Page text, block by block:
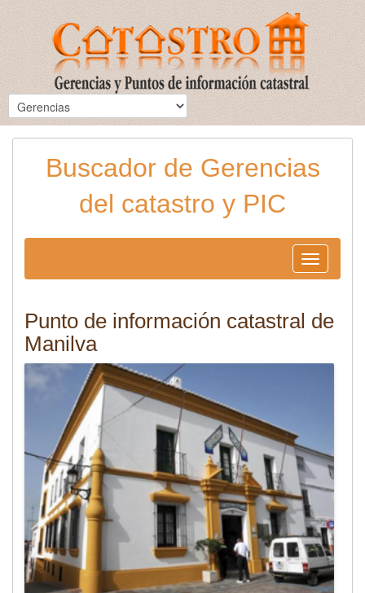
Buscador de Gerencias
del catastro y PIC
Toggle
navigation
Punto de información catastral de
Manilva